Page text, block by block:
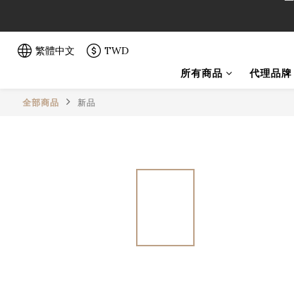
「一
繁體中文 TWD
所有商品
代理品牌
全部商品 新品